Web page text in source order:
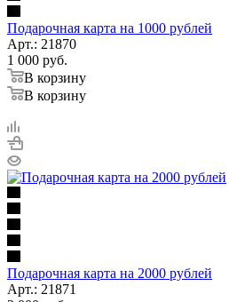
Подарочная карта на 1000 рублей
Арт.: 21870
1 000 руб.
В корзину
В корзину
Подарочная карта на 2000 рублей
Арт.: 21871